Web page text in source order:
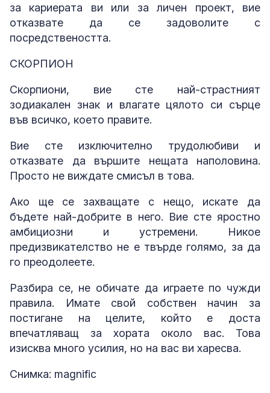
за кариерата ви или за личен проект, вие
отказвате да се задоволите с
посредствеността.
СКОРПИОН
Скорпиони, вие сте най-страстният
зодиакален знак и влагате цялото си сърце
във всичко, което правите.
Вие сте изключително трудолюбиви и
отказвате да вършите нещата наполовина.
Просто не виждате смисъл в това.
Ако ще се захващате с нещо, искате да
бъдете най-добрите в него. Вие сте яростно
амбициозни и устремени. Никое
предизвикателство не е твърде голямо, за да
го преодолеете.
Разбира се, не обичате да играете по чужди
правила. Имате свой собствен начин за
постигане на целите, който е доста
впечатляващ за хората около вас. Това
изисква много усилия, но на вас ви харесва.
Снимка: magnific